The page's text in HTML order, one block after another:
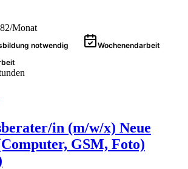
Monat
notwendig
Wochenendarbeit
in (m/w/x) Neue
GSM, Foto)